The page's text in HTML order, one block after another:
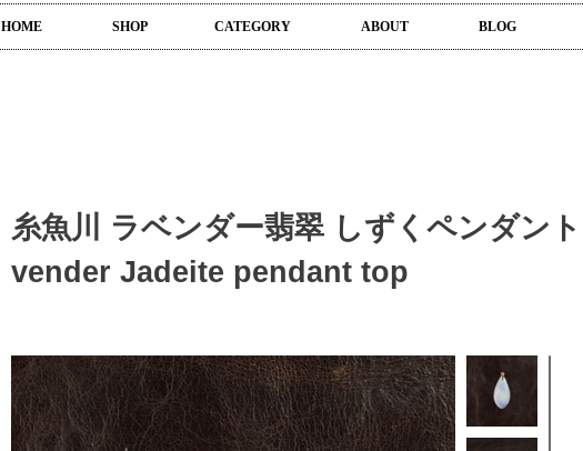
HOME SHOP CATEGORY ABOUT BLOG
糸魚川 ラベンダー翡翠 しずくペンダン
vender Jadeite pendant top